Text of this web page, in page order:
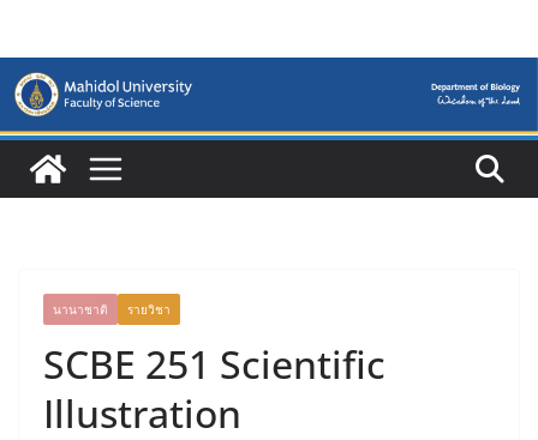
content
นานาชาติ รายวิชา
SCBE 251 Scientific
Illustration